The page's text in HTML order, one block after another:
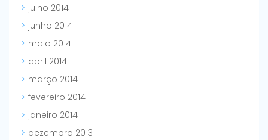
julho 2014
junho 2014
maio 2014
abril 2014
março 2014
fevereiro 2014
janeiro 2014
dezembro 2013